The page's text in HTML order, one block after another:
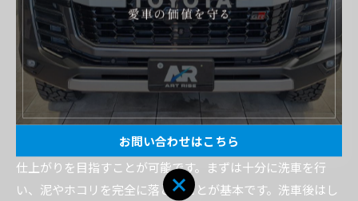
一方、自分で行う場合は、洗車と簡単な研磨を丁寧に行い、
脱脂まできちんと実施することが失敗を避けるコツです。
自分で簡単にできるカーコーティング手順と
コツ
自宅でできるカーコーティングは、手間を抑えつつも美しい
仕上がりを目指すことが可能です。まずは十分に洗車を行
い、泥やホコリを完全に落とすことが基本です。洗車後はし
お問い合わせはこちら